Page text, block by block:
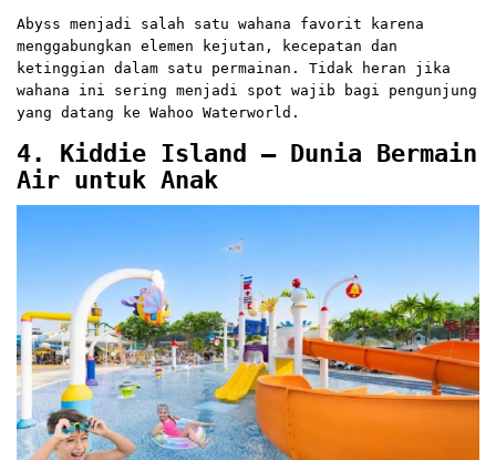
Abyss menjadi salah satu wahana favorit karena
menggabungkan elemen kejutan, kecepatan dan
ketinggian dalam satu permainan. Tidak heran jika
wahana ini sering menjadi spot wajib bagi pengunjung
yang datang ke Wahoo Waterworld.
4. Kiddie Island – Dunia Bermain
Air untuk Anak